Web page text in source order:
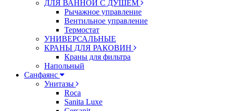
ДЛЯ ВАННОЙ С ДУШЕМ
Рычажное управление
Вентильное управление
Термостат
УНИВЕРСАЛЬНЫЕ
КРАНЫ ДЛЯ РАКОВИН
Краны для фильтра
Напольный
Санфаянс
Унитазы
Roca
Sanita Luxe